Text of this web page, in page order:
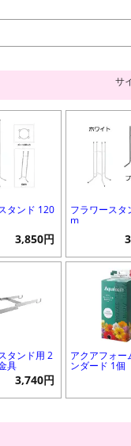
サ
タンド 120
3,850円
フラワースタ
m
タンド用 2
具
3,740円
アクアフォー
ンダード 1個